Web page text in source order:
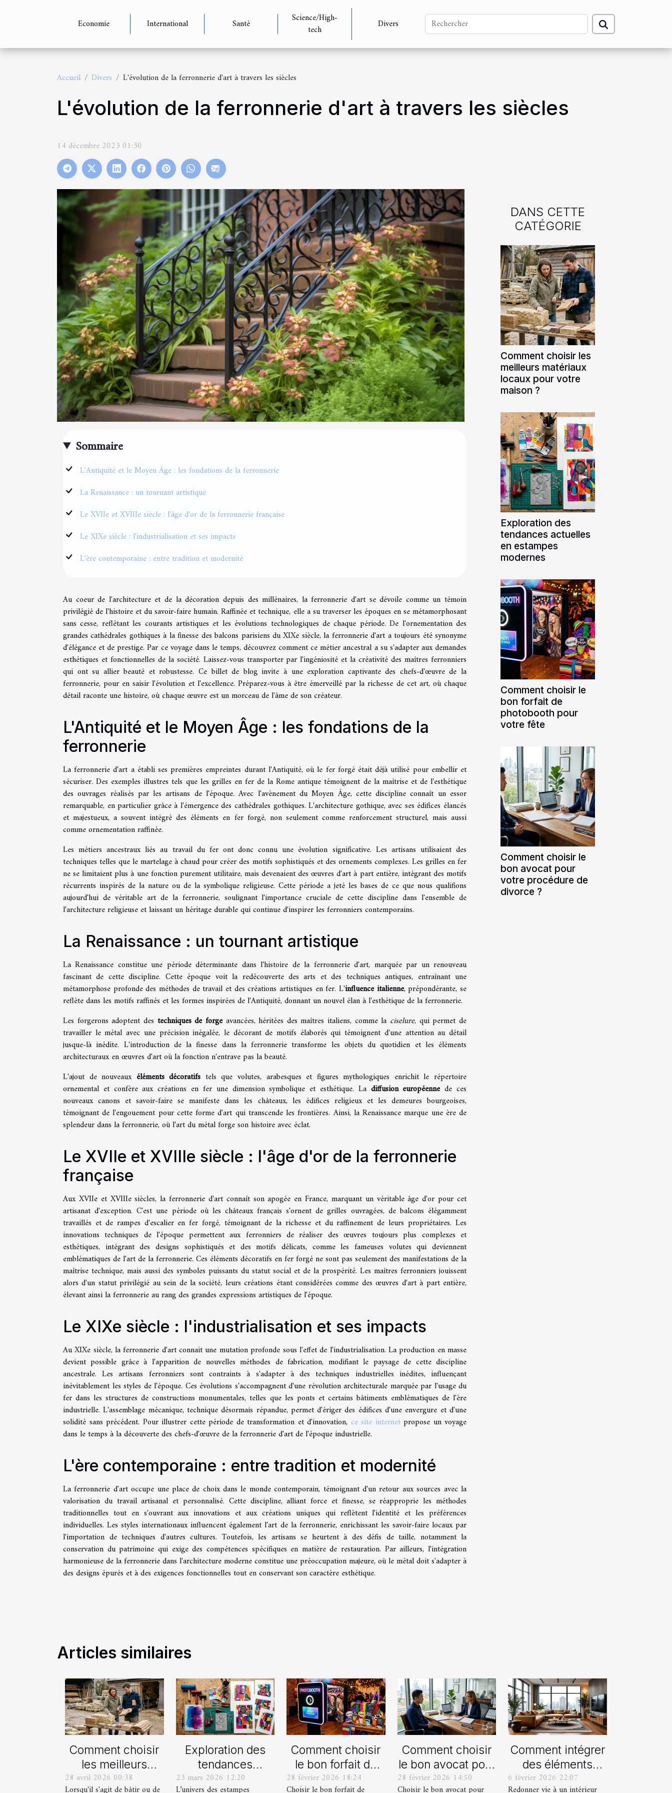
Economie International Santé
Science/High-
tech
Divers
Accueil Divers L'évolution de la ferronnerie d'art à travers les siècles
L'évolution de la ferronnerie d'art à travers les siècles
14 décembre 2023 01:30
Sommaire
L'Antiquité et le Moyen Âge : les fondations de la ferronnerie
La Renaissance : un tournant artistique
Le XVIIe et XVIIIe siècle : l'âge d'or de la ferronnerie française
Le XIXe siècle : l'industrialisation et ses impacts
L'ère contemporaine : entre tradition et modernité
Au coeur de l'architecture et de la décoration depuis des millénaires, la ferronnerie d'art se dévoile comme un témoin
privilégié de l'histoire et du savoir-faire humain. Raffinée et technique, elle a su traverser les époques en se métamorphosant
sans cesse, reflétant les courants artistiques et les évolutions technologiques de chaque période. De l'ornementation des
grandes cathédrales gothiques à la finesse des balcons parisiens du XIXe siècle, la ferronnerie d'art a toujours été synonyme
d'élégance et de prestige. Par ce voyage dans le temps, découvrez comment ce métier ancestral a su s'adapter aux demandes
esthétiques et fonctionnelles de la société. Laissez-vous transporter par l'ingéniosité et la créativité des maîtres ferronniers
qui ont su allier beauté et robustesse. Ce billet de blog invite à une exploration captivante des chefs-d'œuvre de la
ferronnerie, pour en saisir l'évolution et l'excellence. Préparez-vous à être émerveillé par la richesse de cet art, où chaque
détail raconte une histoire, où chaque œuvre est un morceau de l'âme de son créateur.
L'Antiquité et le Moyen Âge : les fondations de la
ferronnerie
La ferronnerie d'art a établi ses premières empreintes durant l'Antiquité, où le fer forgé était déjà utilisé pour embellir et
sécuriser. Des exemples illustres tels que les grilles en fer de la Rome antique témoignent de la maîtrise et de l'esthétique
des ouvrages réalisés par les artisans de l'époque. Avec l'avènement du Moyen Âge, cette discipline connaît un essor
remarquable, en particulier grâce à l'émergence des cathédrales gothiques. L'architecture gothique, avec ses édifices élancés
et majestueux, a souvent intégré des éléments en fer forgé, non seulement comme renforcement structurel, mais aussi
comme ornementation raffinée.
Les métiers ancestraux liés au travail du fer ont donc connu une évolution significative. Les artisans utilisaient des
techniques telles que le martelage à chaud pour créer des motifs sophistiqués et des ornements complexes. Les grilles en fer
ne se limitaient plus à une fonction purement utilitaire, mais devenaient des œuvres d'art à part entière, intégrant des motifs
récurrents inspirés de la nature ou de la symbolique religieuse. Cette période a jeté les bases de ce que nous qualifions
aujourd'hui de véritable art de la ferronnerie, soulignant l'importance cruciale de cette discipline dans l'ensemble de
l'architecture religieuse et laissant un héritage durable qui continue d'inspirer les ferronniers contemporains.
La Renaissance : un tournant artistique
La Renaissance constitue une période déterminante dans l'histoire de la ferronnerie d'art, marquée par un renouveau
fascinant de cette discipline. Cette époque voit la redécouverte des arts et des techniques antiques, entraînant une
métamorphose profonde des méthodes de travail et des créations artistiques en fer. L'influence italienne, prépondérante, se
reflète dans les motifs raffinés et les formes inspirées de l'Antiquité, donnant un nouvel élan à l'esthétique de la ferronnerie.
Les forgerons adoptent des techniques de forgeavancées, héritées des maîtres italiens, comme la ciselure, qui permet de
travailler le métal avec une précision inégalée, le décorant de motifs élaborés qui témoignent d'une attention au détail
jusque-là inédite. L'introduction de la finesse dans la ferronnerie transforme les objets du quotidien et les éléments
architecturaux en œuvres d'art où la fonction n'entrave pas la beauté.
L'ajout de nouveaux éléments décoratifs tels que volutes, arabesques et figures mythologiques enrichit le répertoire
ornemental et confère aux créations en fer une dimension symbolique et esthétique. La diffusion européennede ces
nouveaux canons et savoir-faire se manifeste dans les châteaux, les édifices religieux et les demeures bourgeoises,
témoignant de l'engouement pour cette forme d'art qui transcende les frontières. Ainsi, la Renaissance marque une ère de
splendeur dans la ferronnerie, où l'art du métal forge son histoire avec éclat.
Le XVIIe et XVIIIe siècle : l'âge d'or de la ferronnerie
française
Aux XVIIe et XVIIIe siècles, la ferronnerie d'art connaît son apogée en France, marquant un véritable âge d'or pour cet
artisanat d'exception. C'est une période où les châteaux français s'ornent de grilles ouvragées, de balcons élégamment
travaillés et de rampes d'escalier en fer forgé, témoignant de la richesse et du raffinement de leurs propriétaires. Les
innovations techniques de l'époque permettent aux ferronniers de réaliser des œuvres toujours plus complexes et
esthétiques, intégrant des designs sophistiqués et des motifs délicats, comme les fameuses volutes qui deviennent
emblématiques de l'art de la ferronnerie. Ces éléments décoratifs en fer forgé ne sont pas seulement des manifestations de la
maîtrise technique, mais aussi des symboles puissants du statut social et de la prospérité. Les maîtres ferronniers jouissent
alors d'un statut privilégié au sein de la société, leurs créations étant considérées comme des œuvres d'art à part entière,
élevant ainsi la ferronnerie au rang des grandes expressions artistiques de l'époque.
Le XIXe siècle : l'industrialisation et ses impacts
Au XIXe siècle, la ferronnerie d'art connait une mutation profonde sous l'effet de l'industrialisation. La production en masse
devient possible grâce à l'apparition de nouvelles méthodes de fabrication, modifiant le paysage de cette discipline
ancestrale. Les artisans ferronniers sont contraints à s'adapter à des techniques industrielles inédites, influençant
inévitablement les styles de l'époque. Ces évolutions s'accompagnent d'une révolution architecturale marquée par l'usage du
fer dans les structures de constructions monumentales, telles que les ponts et certains bâtiments emblématiques de l'ère
industrielle. L'assemblage mécanique, technique désormais répandue, permet d'ériger des édifices d'une envergure et d'une
solidité sans précédent. Pour illustrer cette période de transformation et d'innovation, ce site internetpropose un voyage
dans le temps à la découverte des chefs-d'œuvre de la ferronnerie d'art de l'époque industrielle.
L'ère contemporaine : entre tradition et modernité
La ferronnerie d'art occupe une place de choix dans le monde contemporain, témoignant d'un retour aux sources avec la
valorisation du travail artisanal et personnalisé. Cette discipline, alliant force et finesse, se réapproprie les méthodes
traditionnelles tout en s'ouvrant aux innovations et aux créations uniques qui reflètent l'identité et les préférences
individuelles. Les styles internationaux influencent également l'art de la ferronnerie, enrichissant les savoir-faire locaux par
l'importation de techniques d'autres cultures. Toutefois, les artisans se heurtent à des défis de taille, notamment la
conservation du patrimoine qui exige des compétences spécifiques en matière de restauration. Par ailleurs, l'intégration
harmonieuse de la ferronnerie dans l'architecture moderne constitue une préoccupation majeure, où le métal doit s'adapter à
des designs épurés et à des exigences fonctionnelles tout en conservant son caractère esthétique.
DANS CETTE
CATÉGORIE
Comment choisir les
meilleurs matériaux
locaux pour votre
maison ?
Exploration des
tendances actuelles
en estampes
modernes
Comment choisir le
bon forfait de
photobooth pour
votre fête
Comment choisir le
bon avocat pour
votre procédure de
divorce ?
Articles similaires
Comment choisir
les meilleurs
matériaux locaux
28 avril 2026 00:38
Lorsqu'il s'agit de bâtir ou de
Exploration des
tendances
actuelles en
23 mars 2026 12:20
L’univers des estampes
Comment choisir
le bon forfait de
photobooth pour
28 février 2026 18:24
Choisir le bon forfait de
Comment choisir
le bon avocat pour
votre procédure
28 février 2026 14:50
Choisir le bon avocat pour
Comment intégrer
des éléments
vintage dans une
6 février 2026 22:07
Redonner vie à un intérieur